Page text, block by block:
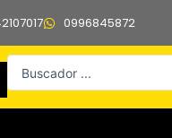
0996845872
Search